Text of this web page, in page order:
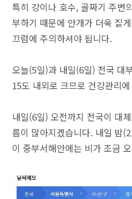
특히 강이나 호수, 골짜기 주변
부하기 때문에 안개가 더욱 짙
끄럼에 주의하셔야 됩니다.
오늘(5일)과 내일(6일) 전국 대
15도 내외로 크므로 건강관리
내일(6일) 오전까지 전국이 대
름이 많아지겠습니다. 내일 밤
이 중부서해안에는 비가 조금